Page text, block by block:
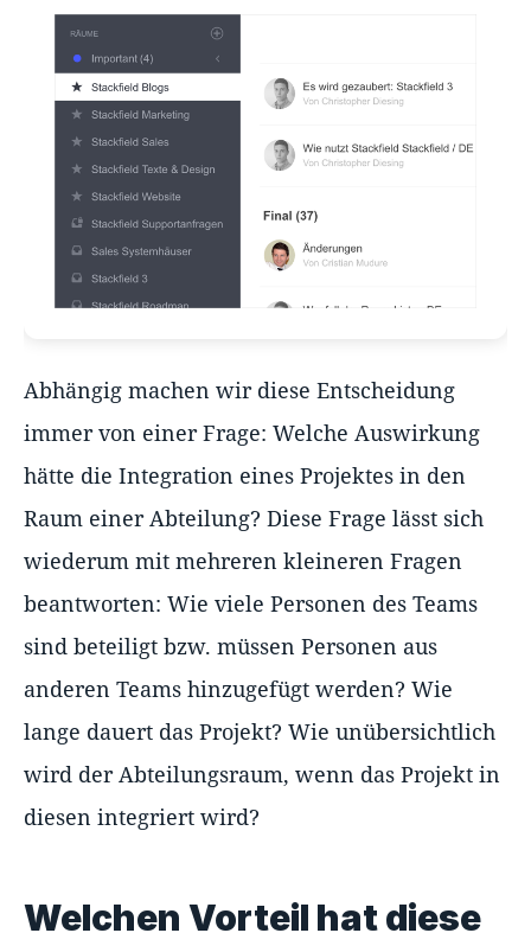
Abhängig machen wir diese Entscheidung
immer von einer Frage: Welche Auswirkung
hätte die Integration eines Projektes in den
Raum einer Abteilung? Diese Frage lässt sich
wiederum mit mehreren kleineren Fragen
beantworten: Wie viele Personen des Teams
sind beteiligt bzw. müssen Personen aus
anderen Teams hinzugefügt werden? Wie
lange dauert das Projekt? Wie unübersichtlich
wird der Abteilungsraum, wenn das Projekt in
diesen integriert wird?
Welchen Vorteil hat diese